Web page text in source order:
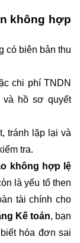
không hợp
có biên bản thu
chi phí TNDN
hồ sơ quyết
tránh lặp lại và
tra.
không hợp lệ
là yếu tố then
tài chính cho
Kế toán, bạn
hóa đơn sai